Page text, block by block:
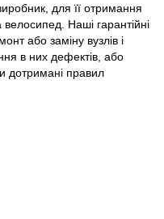
для її отримання
Наші гарантійні
або заміну вузлів і
в них дефектів, або
дотримані правил